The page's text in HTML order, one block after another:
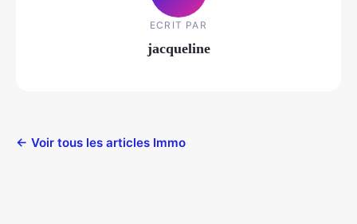
ECRIT PAR
jacqueline
← Voir tous les articles Immo